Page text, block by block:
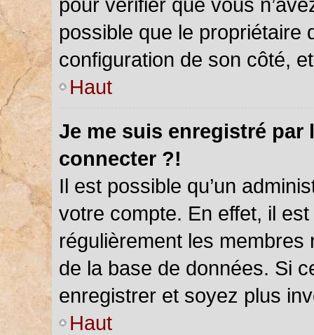
possible que le propriétaire
configuration de son côté,
Haut
Je me suis enregistré par
connecter ?!
Il est possible qu’un
votre compte. En effet, il
régulièrement les
de la base de données. Si
enregistrer et soyez plus
Haut